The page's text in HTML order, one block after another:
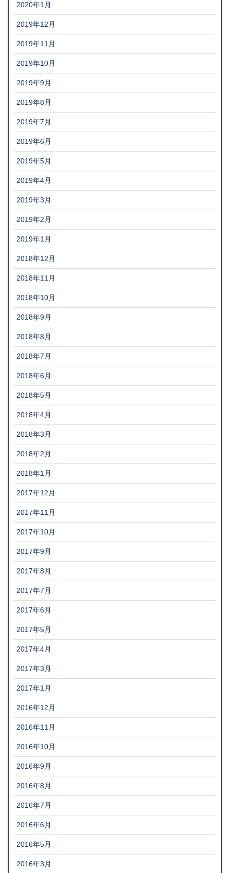
2020年1月
2019年12月
2019年11月
2019年10月
2019年9月
2019年8月
2019年7月
2019年6月
2019年5月
2019年4月
2019年3月
2019年2月
2019年1月
2018年12月
2018年11月
2018年10月
2018年9月
2018年8月
2018年7月
2018年6月
2018年5月
2018年4月
2018年3月
2018年2月
2018年1月
2017年12月
2017年11月
2017年10月
2017年9月
2017年8月
2017年7月
2017年6月
2017年5月
2017年4月
2017年3月
2017年1月
2016年12月
2016年11月
2016年10月
2016年9月
2016年8月
2016年7月
2016年6月
2016年5月
2016年3月